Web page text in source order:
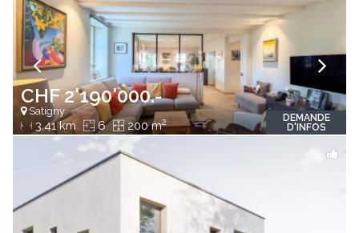
CHF 2'190'000.-
Satigny
3.41 km 6 200 m2
DEMANDE
D'INFOS